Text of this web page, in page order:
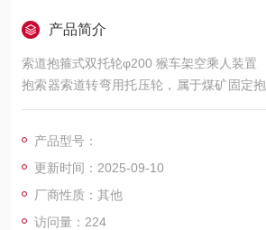
产品简介
索道抱箍式双托轮φ200 猴车架空乘人装置
抱索器索道转弯用托压轮，属于煤矿固定
旨在提供一种能够在巷道内实现索道水平
产品型号：
更新时间：2025-09-10
厂商性质：其他
访问量：224